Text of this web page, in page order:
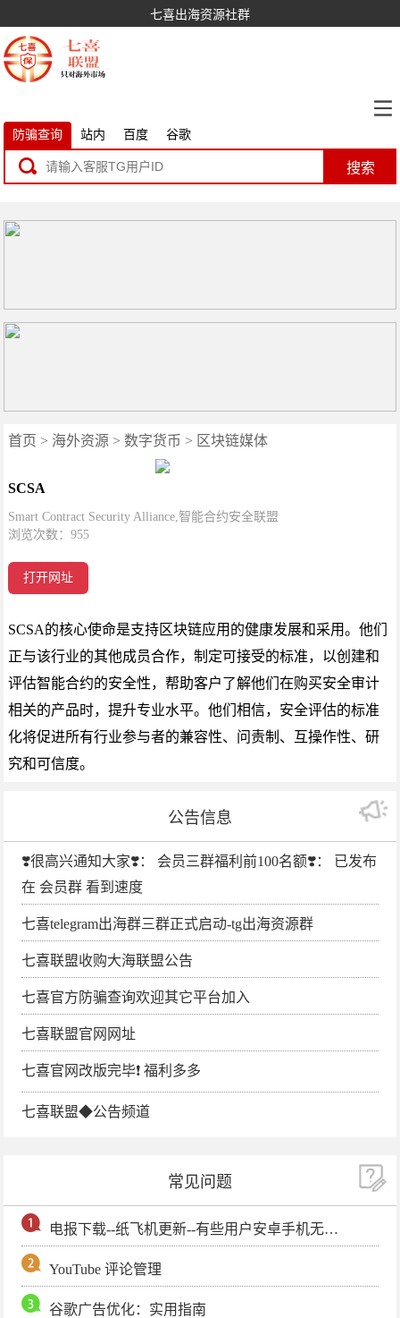
七喜出海资源社群
防骗查询 站内 百度 谷歌
搜索
首页 > 海外资源 >数字货币 > 区块链媒体
SCSA
Smart Contract Security Alliance,智能合约安全联盟
浏览次数：955
打开网址
SCSA的核心使命是支持区块链应用的健康发展和采用。他们
正与该行业的其他成员合作，制定可接受的标准，以创建和
评估智能合约的安全性，帮助客户了解他们在购买安全审计
相关的产品时，提升专业水平。他们相信，安全评估的标准
化将促进所有行业参与者的兼容性、问责制、互操作性、研
究和可信度。
公告信息
❣️很高兴通知大家❣️： 会员三群福利前100名额❣️： 已发布
在 会员群 看到速度
七喜telegram出海群三群正式启动-tg出海资源群
七喜联盟收购大海联盟公告
七喜官方防骗查询欢迎其它平台加入
七喜联盟官网网址
七喜官网改版完毕❗️ 福利多多
七喜联盟◆公告频道
常见问题
电报下载--纸飞机更新--有些用户安卓手机无法更新电报软件
YouTube 评论管理
谷歌广告优化：实用指南